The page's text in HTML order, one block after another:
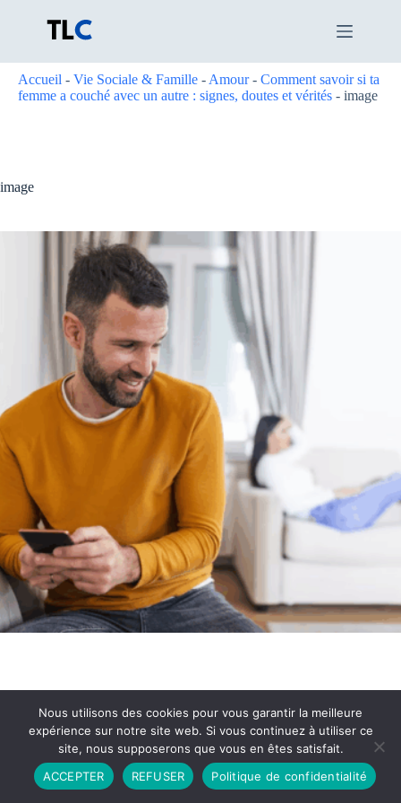
Accueil - Vie Sociale & Famille - Amour- Comment savoir si ta
femme a couché avec un autre : signes, doutes et vérités - image
image
Partenariat Contact
Politique de Confidentialité
CGU
Copyright © 2026 - Propulsé par DIEUDUDIABLE
Nous utilisons des cookies pour vous garantir la meilleure
expérience sur notre site web. Si vous continuez à utiliser ce
site, nous supposerons que vous en êtes satisfait.
ACCEPTER
REFUSER Politique de confidentialité